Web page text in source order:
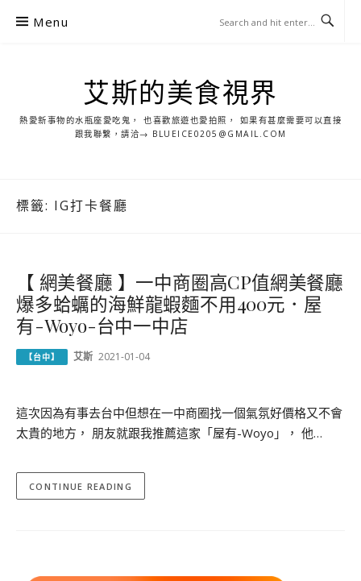
Menu
艾斯的美食視界
熱愛新事物的水瓶座愛吃鬼， 也喜歡旅遊也愛拍照， 如果有甚麼需要可以直接
跟我聯繫，請洽→ BLUEICE0205@GMAIL.COM
標籤: IG打卡餐廳
【 網美餐廳 】一中商圈高CP值網美餐廳
爆多蛤蠣的海鮮龍蝦麵不用400元．屋
有-Woyo-台中一中店
【台中】 艾斯 2021-01-04
這次因為有事去台中但想在一中商圈找一個氣氛好價格又不會
太貴的地方， 朋友就跟我推薦這家「屋有-Woyo」， 他…
CONTINUE READING